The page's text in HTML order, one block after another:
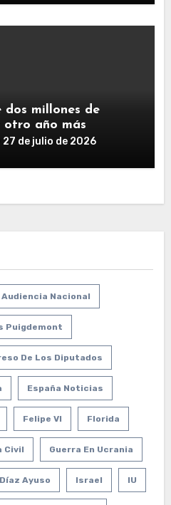
dos millones de
año más
27 de julio de 2026
Audiencia Nacional
Puigdemont
De Los Diputados
España Noticias
Felipe VI Florida
Civil Guerra En Ucrania
Ayuso Israel IU